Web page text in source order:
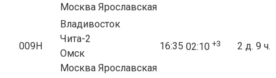
Москва Ярославская
009Н
Владивосток
Чита-2
Омск
Москва Ярославская
16:35 02:10 +3 2 д. 9 ч.